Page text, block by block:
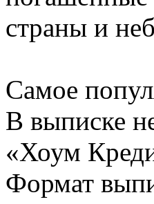
страны и
Самое
В выписке
«Хоум
Формат